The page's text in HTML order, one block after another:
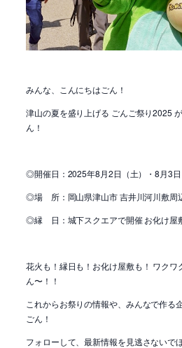
みんな、こんにちはごん！
津山の夏を盛り上げる ごんご祭り2025
ん！
◎開催日：2025年8月2日（土）・8月3日
◎場 所：岡山県津山市 吉井川河川敷周
◎縁 日：城下スクエアで開催 お化け屋
花火も！縁日も！お化け屋敷も！ ワク
ん〜！！
これからお祭りの情報や、みんなで作る
ごん！
フォローして、最新情報を見逃さないで